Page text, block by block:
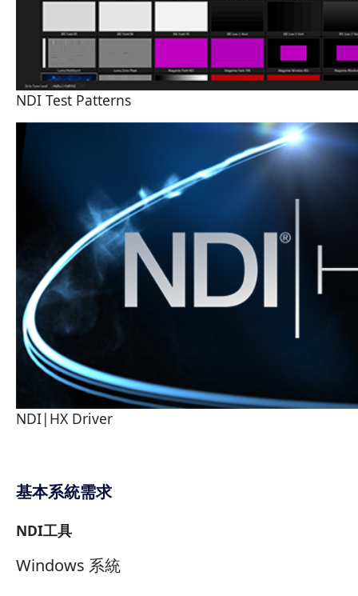
NDI Test Patterns
NDI|HX Driver
基本系統需求
NDI工具
Windows 系統